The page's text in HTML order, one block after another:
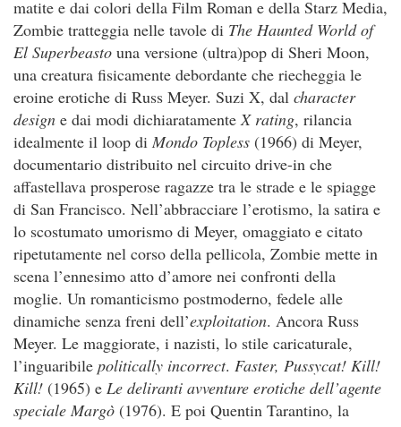
matite e dai colori della Film Roman e della Starz Media,
Zombie tratteggia nelle tavole di The Haunted World of
El Superbeasto una versione (ultra)pop di Sheri Moon,
una creatura fisicamente debordante che riecheggia le
eroine erotiche di Russ Meyer. Suzi X, dal character
design e dai modi dichiaratamenteX rating, rilancia
idealmente il loop di Mondo Topless (1966) di Meyer,
documentario distribuito nel circuito drive-in che
affastellava prosperose ragazze tra le strade e le spiagge
di San Francisco. Nell’abbracciare l’erotismo, la satira e
lo scostumato umorismo di Meyer, omaggiato e citato
ripetutamente nel corso della pellicola, Zombie mette in
scena l’ennesimo atto d’amore nei confronti della
moglie. Un romanticismo postmoderno, fedele alle
dinamiche senza freni dell’exploitation. Ancora Russ
Meyer. Le maggiorate, i nazisti, lo stile caricaturale,
l’inguaribile politically incorrect. Faster, Pussycat! Kill!
Kill! (1965) e Le deliranti avventure erotiche dell’agente
speciale Margò (1976). E poi Quentin Tarantino, la